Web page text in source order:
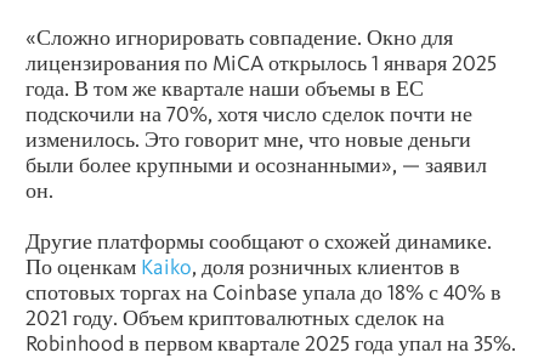
«Сложно игнорировать совпадение. Окно для
лицензирования по MiCA открылось 1 января 2025
года. В том же квартале наши объемы в ЕС
подскочили на 70%, хотя число сделок почти не
изменилось. Это говорит мне, что новые деньги
были более крупными и осознанными», — заявил
он.
Другие платформы сообщают о схожей динамике.
По оценкам Kaiko, доля розничных клиентов в
спотовых торгах на Coinbase упала до 18% с 40% в
2021 году. Объем криптовалютных сделок на
Robinhood в первом квартале 2025 года упал на 35%.